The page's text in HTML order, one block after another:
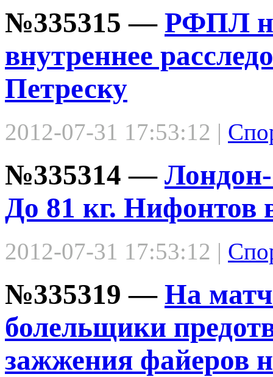
№335315 — РФПЛ
внутреннее
Петреску
2012-07-31 17:53:12 |
№335314 —
До 81 кг.
2012-07-31 17:53:12 |
№335319 — На
болельщики
зажжения файеров